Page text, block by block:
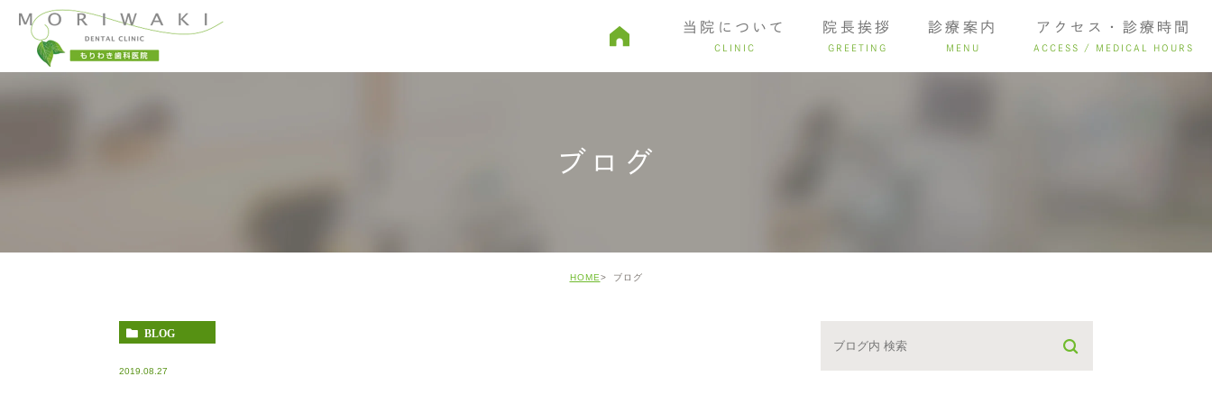
当院について
CLINIC
予約から診療までの流れ
院長挨拶
GREETING
診療案内
MENU
親知らず・口腔外科 審美治療
アクセス・診療時間
ACCESS / MEDICAL HOURS
ブログ
HOME ブログ
BLOG
2019.08.27